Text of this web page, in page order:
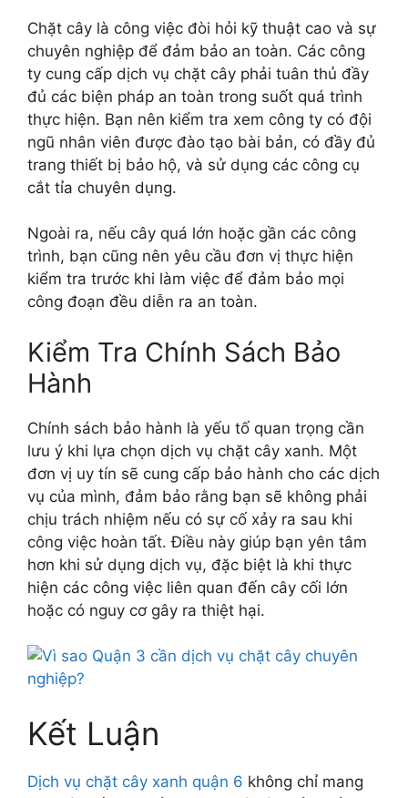
Chặt cây là công việc đòi hỏi kỹ thuật cao và sự
chuyên nghiệp để đảm bảo an toàn. Các công
ty cung cấp dịch vụ chặt cây phải tuân thủ đầy
đủ các biện pháp an toàn trong suốt quá trình
thực hiện. Bạn nên kiểm tra xem công ty có đội
ngũ nhân viên được đào tạo bài bản, có đầy đủ
trang thiết bị bảo hộ, và sử dụng các công cụ
cắt tỉa chuyên dụng.
Ngoài ra, nếu cây quá lớn hoặc gần các công
trình, bạn cũng nên yêu cầu đơn vị thực hiện
kiểm tra trước khi làm việc để đảm bảo mọi
công đoạn đều diễn ra an toàn.
Kiểm Tra Chính Sách Bảo
Hành
Chính sách bảo hành là yếu tố quan trọng cần
lưu ý khi lựa chọn dịch vụ chặt cây xanh. Một
đơn vị uy tín sẽ cung cấp bảo hành cho các dịch
vụ của mình, đảm bảo rằng bạn sẽ không phải
chịu trách nhiệm nếu có sự cố xảy ra sau khi
công việc hoàn tất. Điều này giúp bạn yên tâm
hơn khi sử dụng dịch vụ, đặc biệt là khi thực
hiện các công việc liên quan đến cây cối lớn
hoặc có nguy cơ gây ra thiệt hại.
Kết Luận
Dịch vụ chặt cây xanh quận 6 không chỉ mang